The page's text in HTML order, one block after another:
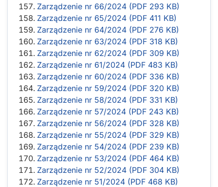
Zarządzenie nr 66/2024 (PDF 293 KB)
Zarządzenie nr 65/2024 (PDF 411 KB)
Zarządzenie nr 64/2024 (PDF 276 KB)
Zarządzenie nr 63/2024 (PDF 318 KB)
Zarządzenie nr 62/2024 (PDF 309 KB)
Zarządzenie nr 61/2024 (PDF 483 KB)
Zarządzenie nr 60/2024 (PDF 336 KB)
Zarządzenie nr 59/2024 (PDF 320 KB)
Zarządzenie nr 58/2024 (PDF 331 KB)
Zarządzenie nr 57/2024 (PDF 243 KB)
Zarządzenie nr 56/2024 (PDF 328 KB)
Zarządzenie nr 55/2024 (PDF 329 KB)
Zarządzenie nr 54/2024 (PDF 239 KB)
Zarządzenie nr 53/2024 (PDF 464 KB)
Zarządzenie nr 52/2024 (PDF 304 KB)
Zarządzenie nr 51/2024 (PDF 468 KB)